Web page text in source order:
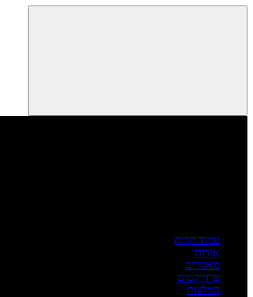
עמוד הבית
אודות
מאמרים
פרוייקטים
המלצות